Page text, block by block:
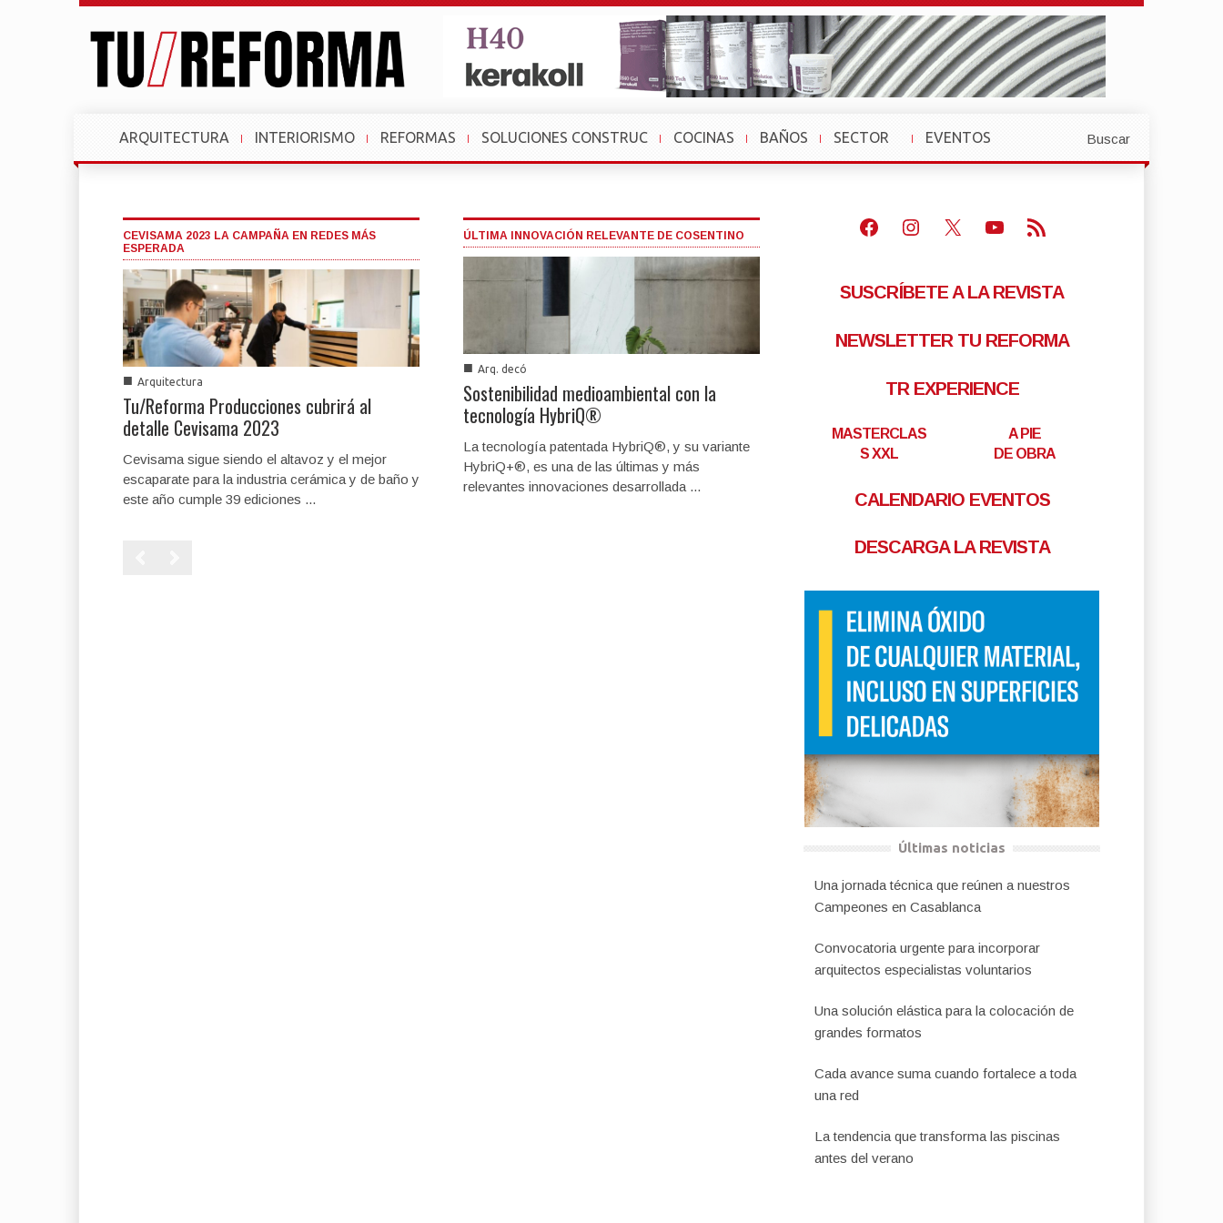
ARQUITECTURA INTERIORISMO REFORMAS SOLUCIONES CONSTRUC COCINAS BAÑOS
SECTOR
»
EVENTOS
»
Buscar
CEVISAMA 2023 LA CAMPAÑA EN REDES MÁS
ESPERADA
■ Arquitectura
Tu/Reforma Producciones cubrirá al
detalle Cevisama 2023
Cevisama sigue siendo el altavoz y el mejor
escaparate para la industria cerámica y de baño y
este año cumple 39 ediciones ...
ÚLTIMA INNOVACIÓN RELEVANTE DE COSENTINO
■ Arq. decó
Sostenibilidad medioambiental con la
tecnología HybriQ®
La tecnología patentada HybriQ®, y su variante
HybriQ+®, es una de las últimas y más
relevantes innovaciones desarrollada ...
Facebook
Instagram
X Youtube
Feed RSS
SUSCRÍBETE A LA REVISTA
NEWSLETTER TU REFORMA
TR EXPERIENCE
MASTERCLAS
S XXL
A PIE
DE OBRA
CALENDARIO EVENTOS
DESCARGA LA REVISTA
Últimas noticias
Una jornada técnica que reúnen a nuestros
Campeones en Casablanca
Convocatoria urgente para incorporar
arquitectos especialistas voluntarios
Una solución elástica para la colocación de
grandes formatos
Cada avance suma cuando fortalece a toda
una red
La tendencia que transforma las piscinas
antes del verano